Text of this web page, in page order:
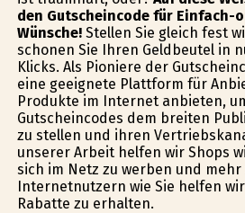
den Gutscheincode für Einfach-
Wünsche!Stellen Sie gleich fest
schonen Sie Ihren Geldbeutel in
Klicks. Als Pioniere der
eine geeignete Plattform für
Produkte im Internet anbieten,
Gutscheincodes dem breiten
zu stellen und ihren
unserer Arbeit helfen wir Shops
sich im Netz zu werben und
Internetnutzern wie Sie helfen
Rabatte zu erhalten.